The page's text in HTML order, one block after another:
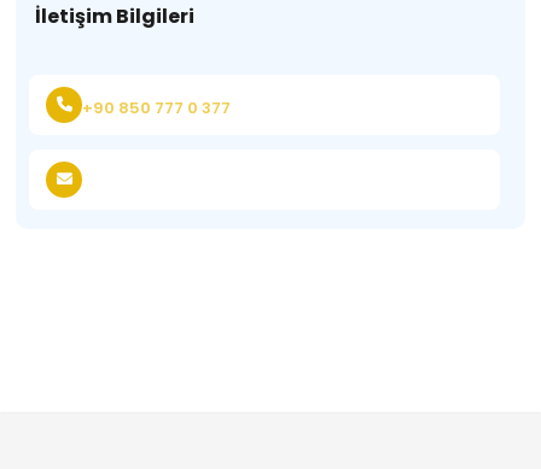
İletişim Bilgileri
+90 850 777 0 377